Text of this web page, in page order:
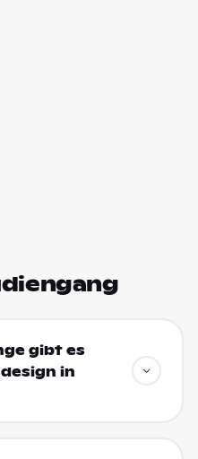
gibt es
in